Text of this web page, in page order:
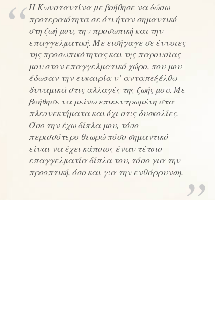
Η Κωνσταντίνα με βοήθησε να δώσω
προτεραιότητα σε ότι ήταν σημαντικό
στη ζωή μου, την προσωπική και την
επαγγελματική. Με εισήγαγε σε έννοιες
της προσωπικότητας και της παρουσίας
μου στον επαγγελματικό χώρο, που μου
έδωσαν την ευκαιρία ν’ ανταπεξέλθω
δυναμικά στις αλλαγές της ζωής μου. Με
βοήθησε να μείνω επικεντρωμένη στα
πλεονεκτήματα και όχι στις δυσκολίες.
Όσο την έχω δίπλα μου, τόσο
περισσότερο θεωρώ πόσο σημαντικό
είναι να έχει κάποιος έναν τέτοιο
επαγγελματία δίπλα του, τόσο για την
προοπτική, όσο και για την ενθάρρυνση.